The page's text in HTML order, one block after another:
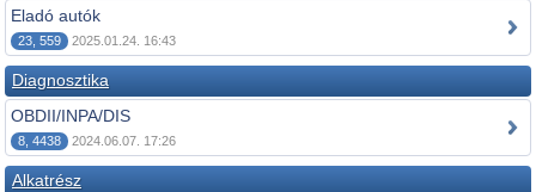
Eladó autók
23, 559 2025.01.24. 16:43
Diagnosztika
OBDII/INPA/DIS
8, 4438 2024.06.07. 17:26
Alkatrész